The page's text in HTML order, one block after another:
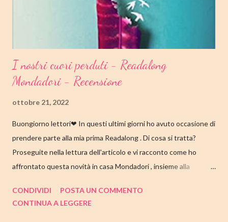
I nostri cuori perduti - Readalong
Mondadori - Recensione
ottobre 21, 2022
Buongiorno lettori❤ In questi ultimi giorni ho avuto occasione di
prendere parte alla mia prima Readalong . Di cosa si tratta?
Proseguite nella lettura dell'articolo e vi racconto come ho
affrontato questa novità in casa Mondadori , insieme alla
ringraziamenti. Nell'articolo di seguito parliamo quindi di " I nostri
CONDIVIDI
POSTA UN COMMENTO
CONTINUA A LEGGERE